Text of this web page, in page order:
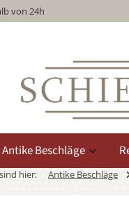
von 24h
Antike Beschläge
hier: Antike Beschläge